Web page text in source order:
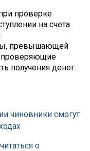
проверке
на счета
превышающей
проверяющие
получения денег.
чиновники смогут
о